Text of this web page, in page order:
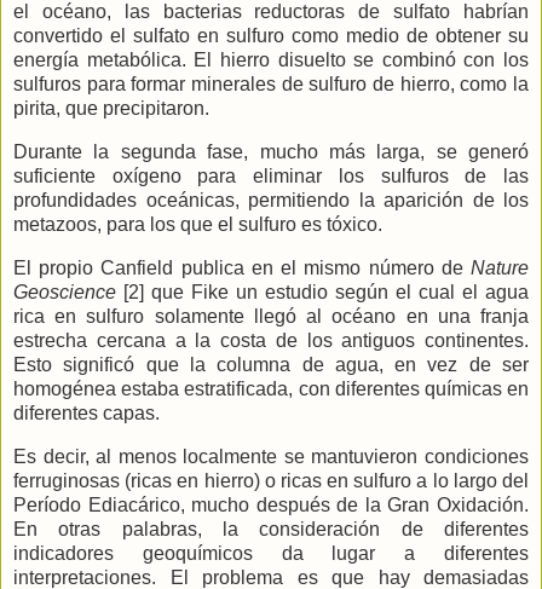
el océano, las bacterias reductoras de sulfato habrían
convertido el sulfato en sulfuro como medio de obtener su
energía metabólica. El hierro disuelto se combinó con los
sulfuros para formar minerales de sulfuro de hierro, como la
pirita, que precipitaron.
Durante la segunda fase, mucho más larga, se generó
suficiente oxígeno para eliminar los sulfuros de las
profundidades oceánicas, permitiendo la aparición de los
metazoos, para los que el sulfuro es tóxico.
El propio Canfield publica en el mismo número de Nature
Geoscience [2] que Fike un estudio según el cual el agua
rica en sulfuro solamente llegó al océano en una franja
estrecha cercana a la costa de los antiguos continentes.
Esto significó que la columna de agua, en vez de ser
homogénea estaba estratificada, con diferentes químicas en
diferentes capas.
Es decir, al menos localmente se mantuvieron condiciones
ferruginosas (ricas en hierro) o ricas en sulfuro a lo largo del
Período Ediacárico, mucho después de la Gran Oxidación.
En otras palabras, la consideración de diferentes
indicadores geoquímicos da lugar a diferentes
interpretaciones. El problema es que hay demasiadas